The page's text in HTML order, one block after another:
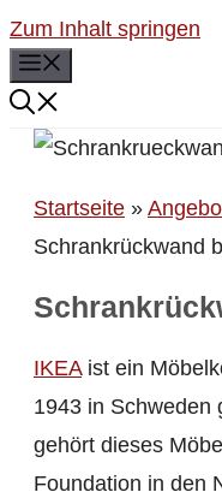
Zum Inhalt springen
Startseite »
Schrankrückwand
IKEAist ein
1943 in Schweden
gehört dieses
Foundation in den